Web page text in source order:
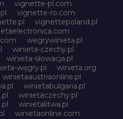
vignette-pl.com
vignette-ro.com
vignettepoland.pl
wegrywinieta.pl
winieta-czechy.pl
winieta-słowacja.pl
węgry.pl
winieta.org
winietaaustriaonline.pl
winietabulgaria.pl
winietaczechy.pl
winietalitwa.pl
winietaonline.com